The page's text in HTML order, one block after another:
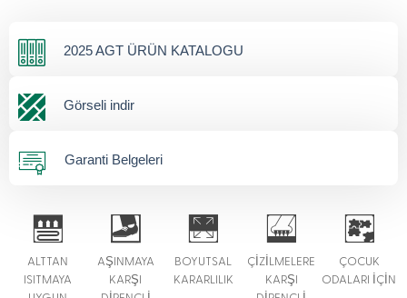
2025 AGT ÜRÜN KATALOGU
Görseli indir
Garanti Belgeleri
ALTTAN
ISITMAYA
AŞINMAYA
KARŞI
BOYUTSAL
KARARLILIK
ÇİZİLMELERE
KARŞI
ÇOCUK
ODALARI İÇİN